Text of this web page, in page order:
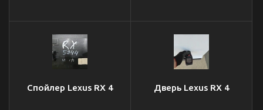
Спойлер Lexus RX 4 Дверь Lexus RX 4